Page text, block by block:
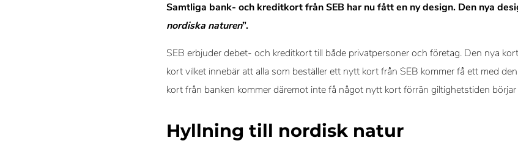
Samtliga bank- och kreditkort från SEB har nu fått en ny design. Den nya
nordiska naturen”.
SEB erbjuder debet- och kreditkort till både privatpersoner och företag. Den nya
kort vilket innebär att alla som beställer ett nytt kort från SEB kommer få ett med
kort från banken kommer däremot inte få något nytt kort förrän giltighetstiden
Hyllning till nordisk natur